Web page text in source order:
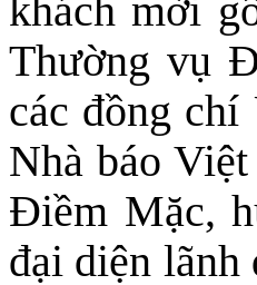
khách mời
Thường vụ
các đồng
Nhà báo
Điềm Mặc,
đại diện lãnh